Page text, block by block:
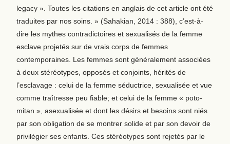
legacy ». Toutes les citations en anglais de cet article ont été
traduites par nos soins. » (Sahakian, 2014 : 388), c’est-à-
dire les mythes contradictoires et sexualisés de la femme
esclave projetés sur de vrais corps de femmes
contemporaines. Les femmes sont généralement associées
à deux stéréotypes, opposés et conjoints, hérités de
l’esclavage : celui de la femme séductrice, sexualisée et vue
comme traîtresse peu fiable; et celui de la femme « poto-
mitan », asexualisée et dont les désirs et besoins sont niés
par son obligation de se montrer solide et par son devoir de
privilégier ses enfants. Ces stéréotypes sont rejetés par le